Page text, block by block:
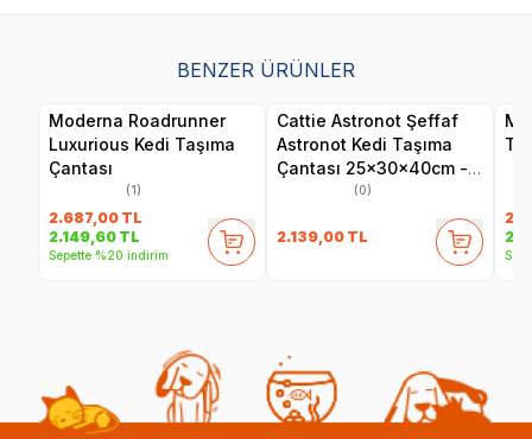
BENZER ÜRÜNLER
Moderna Roadrunner
Luxurious Kedi Taşıma
Çantası
(1)
2.687,00 TL
2.149,60 TL
Sepette %20 indirim
Cattie Astronot Şeffaf
Astronot Kedi Taşıma
Çantası 25x30x40cm -
(0)
2.139,00 TL